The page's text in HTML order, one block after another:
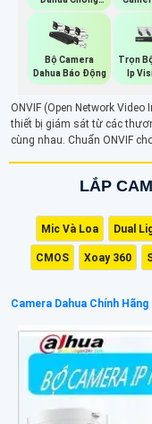
Trộm
Bộ Camera
Dahua Báo Động
Trọn
Ip
ONVIF (Open Network
thiết bị giám sát từ các
cùng nhau. Chuẩn ONVIF
giúp quản lý và mở rộng hệ
LẮP
Mic Và Loa Dual
CMOS Xoay 360
Camera Dahua Chính Hãng